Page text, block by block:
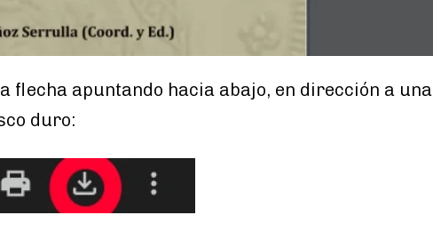
flecha apuntando hacia abajo, en dirección a una
duro: